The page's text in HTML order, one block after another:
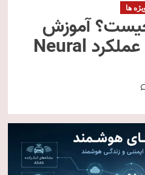
ها
آموزش
کامل ساختار و عملکرد Neural